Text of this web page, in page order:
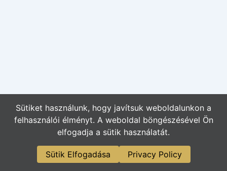
Sütiket használunk, hogy javítsuk weboldalunkon a
felhasználói élményt. A weboldal böngészésével Ön
elfogadja a sütik használatát.
Sütik Elfogadása Privacy Policy